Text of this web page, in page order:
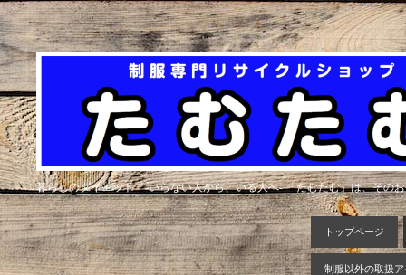
暮らしのダイエット -いらない人から、いる人へ- 「たむたむ」は、その
トップページ
制服以外の取扱